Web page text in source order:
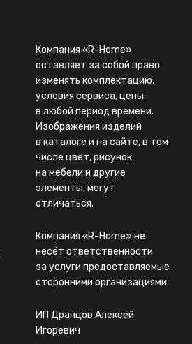
Компания «R-Home»
оставляет за собой право
изменять комплектацию,
условия сервиса, цены
в любой период времени.
Изображения изделий
в каталоге и на сайте, в том
числе цвет, рисунок
на мебели и другие
элементы, могут
отличаться.
Компания «R-Home» не
несёт ответственности
за услуги предоставляемые
сторонними организациями.
ИП Дранцов Алексей
Игоревич